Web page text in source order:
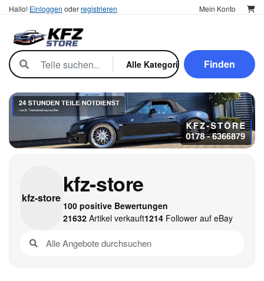
Hallo! Einloggen oderregistrieren Mein Konto
Finden
kfz-store
kfz-store
100 positive Bewertungen
21632Artikel verkauft1214Follower auf eBay